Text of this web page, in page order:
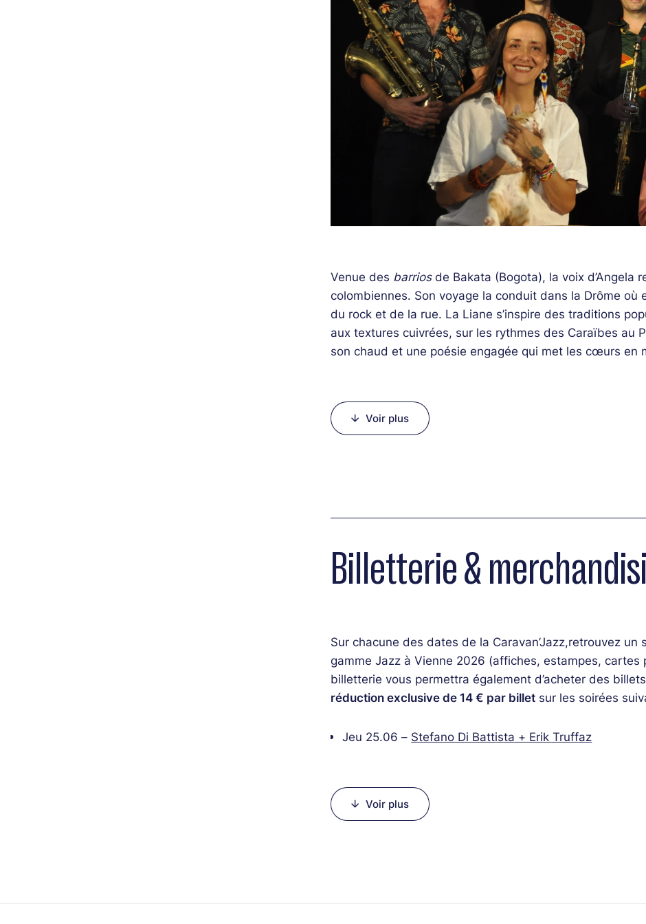
Venue des barrios de Bakata (Bogota), la voix d’Angela
colombiennes. Son voyage la conduit dans la Drôme où
du rock et de la rue. La Liane s’inspire des traditions
aux textures cuivrées, sur les rythmes des Caraïbes au
son chaud et une poésie engagée qui met les cœurs en
Angela Erazo (voix, percussions)
Pierre Tanguy (batterie)
Voir plus
Billetterie &
Sur chacune des dates de la Caravan’Jazz,retrouvez un
gamme Jazz à Vienne 2026 (affiches, estampes,
billetterie vous permettra également d’acheter des
réduction exclusive de 14 € par billet sur les soirées
Jeu 25.06 – Stefano Di Battista + Erik Truffaz
Mar 30.06 –Groundation + Kokoroko
Mer 01.07 – Imany + Molly Johnson
Mer 08.07 –Jon Batiste + James Andrews / Anne
Voir plus